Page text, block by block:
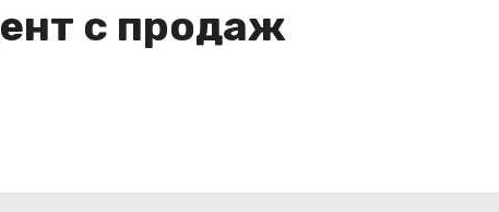
с продаж